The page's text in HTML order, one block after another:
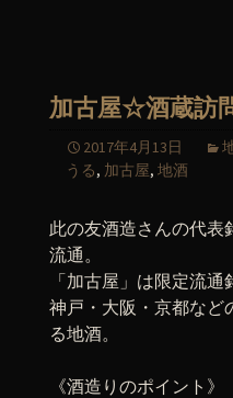
加古屋☆酒蔵訪
2017年4月13日
うる, 加古屋, 地酒
此の友酒造さんの代表
流通。
「加古屋」は限定流通
神戸・大阪・京都など
る地酒。
《酒造りのポイント》